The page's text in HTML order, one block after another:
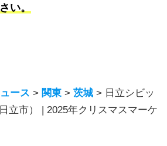
い。
ース > 関東 >茨城 > 日立シビッ
立市） | 2025年クリスマスマーケ